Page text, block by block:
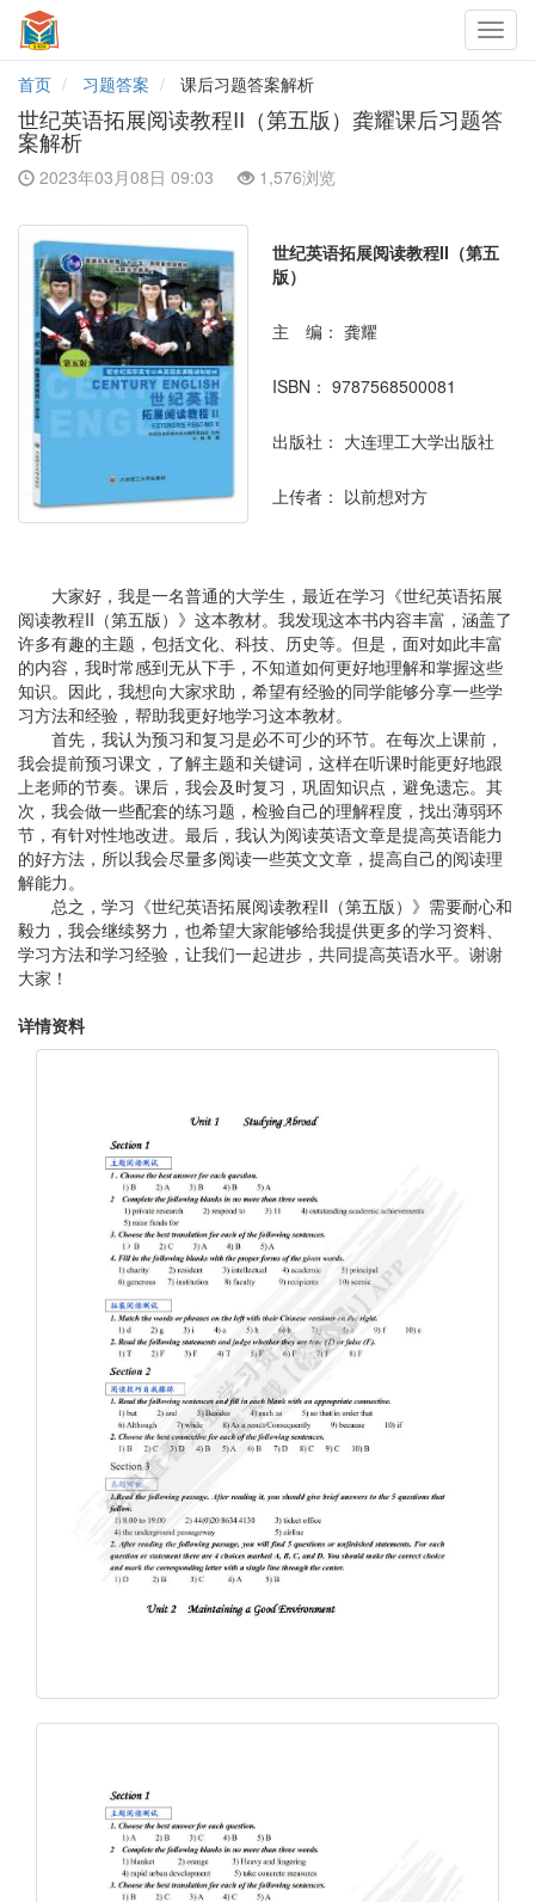
首页
习题答案 课后习题答案解析
世纪英语拓展阅读教程II（第五版）龚耀课后习题答
案解析
2023年03月08日 09:03 1,576浏览
世纪英语拓展阅读教程II（第五
版）
主 编： 龚耀
ISBN： 9787568500081
出版社： 大连理工大学出版社
上传者： 以前想对方
大家好，我是一名普通的大学生，最近在学习《世纪英语拓展
阅读教程II（第五版）》这本教材。我发现这本书内容丰富，涵盖了
许多有趣的主题，包括文化、科技、历史等。但是，面对如此丰富
的内容，我时常感到无从下手，不知道如何更好地理解和掌握这些
知识。因此，我想向大家求助，希望有经验的同学能够分享一些学
习方法和经验，帮助我更好地学习这本教材。
首先，我认为预习和复习是必不可少的环节。在每次上课前，
我会提前预习课文，了解主题和关键词，这样在听课时能更好地跟
上老师的节奏。课后，我会及时复习，巩固知识点，避免遗忘。其
次，我会做一些配套的练习题，检验自己的理解程度，找出薄弱环
节，有针对性地改进。最后，我认为阅读英语文章是提高英语能力
的好方法，所以我会尽量多阅读一些英文文章，提高自己的阅读理
解能力。
总之，学习《世纪英语拓展阅读教程II（第五版）》需要耐心和
毅力，我会继续努力，也希望大家能够给我提供更多的学习资料、
学习方法和学习经验，让我们一起进步，共同提高英语水平。谢谢
大家！
详情资料